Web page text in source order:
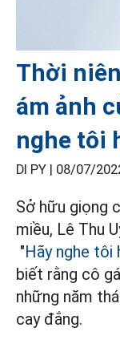
Thời
ám ảnh
nghe tôi
DI PY | 08/07/
Sở hữu giọng
miều, Lê Thu
"Hãy nghe tôi
biết rằng cô
những năm
cay đắng.